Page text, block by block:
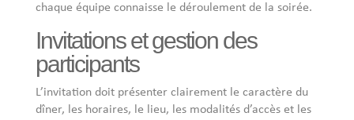
chaque équipe connaisse le déroulement de la soirée.
Invitations et gestion des
participants
L’invitation doit présenter clairement le caractère du
dîner, les horaires, le lieu, les modalités d’accès et les